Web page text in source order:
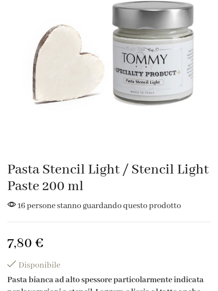
Pasta Stencil Light / Stencil Light
Paste 200 ml
16 persone stanno guardando questo prodotto
7,80 €
Disponibile
Pasta bianca ad alto spessore particolarmente indicata